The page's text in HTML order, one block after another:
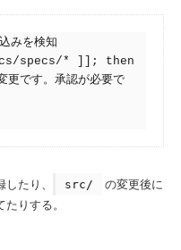
を検知
specs/* ]]; then
たり、
src/
の変更後に
りする。